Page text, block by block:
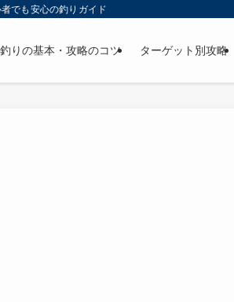
でも安心の釣りガイド
釣りの基本・攻略のコツ ターゲット別攻略